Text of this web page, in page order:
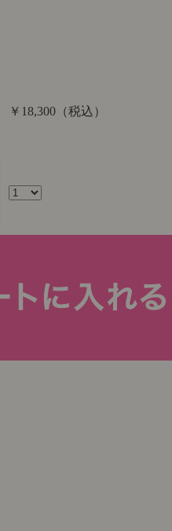
￥18,300 （税込）